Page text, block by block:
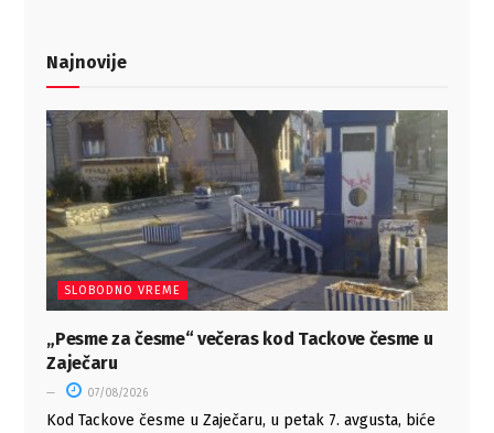
Najnovije
SLOBODNO VREME
„Pesme za česme“ večeras kod Tackove česme u
Zaječaru
07/08/2026
Kod Tackove česme u Zaječaru, u petak 7. avgusta, biće